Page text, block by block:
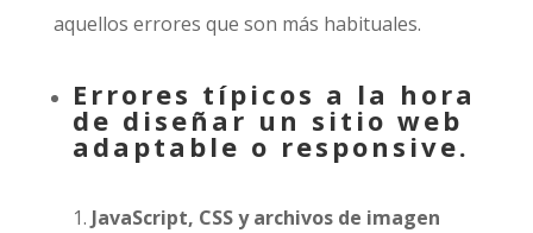
aquellos errores que son más habituales.
Errores típicos a la hora
de diseñar un sitio web
adaptable o responsive.
JavaScript, CSS y archivos de imagen